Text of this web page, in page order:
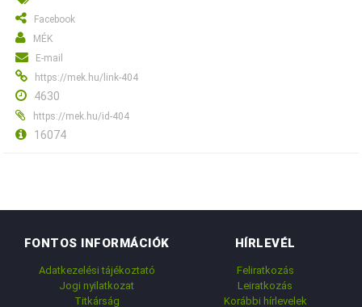
Facebook
MÉK
E-mail
https://mek.hu/link-404
4630
https://mek.hu/id-404
16074
FONTOS INFORMÁCIÓK
Adatkezelési tájékoztató
Jogi nyilatkozat
Titkárság
HÍRLEVÉL
Feliratkozás
Leiratkozás
Korábbi hírlevelek